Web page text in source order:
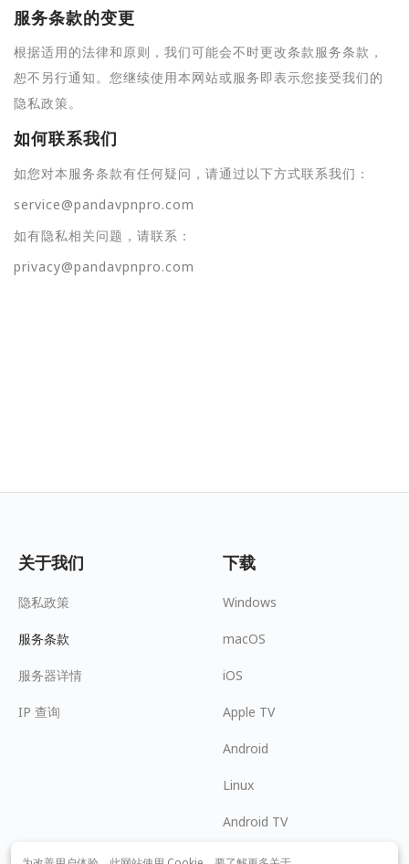
服务条款的变更
根据适用的法律和原则，我们可能会不时更改条款服务条款，
恕不另行通知。您继续使用本网站或服务即表示您接受我们的
隐私政策。
如何联系我们
如您对本服务条款有任何疑问，请通过以下方式联系我们：
service@pandavpnpro.com
如有隐私相关问题，请联系：
privacy@pandavpnpro.com
关于我们
隐私政策
服务条款
服务器详情
IP 查询
下载
Windows
macOS
iOS
Apple TV
Android
Linux
Android TV